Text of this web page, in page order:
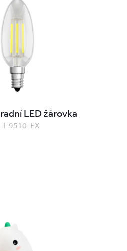
LED žárovka
9510-EX